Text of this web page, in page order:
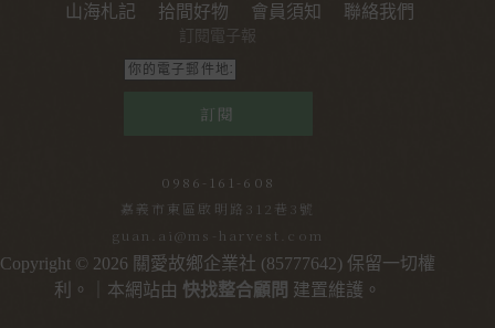
山海札記 拾間好物 會員須知 聯絡我們
訂閱電子報
訂閱
0986-161-608
嘉義市東區啟明路312巷3號
guan.ai@ms-harvest.com
Copyright © 2026 關愛故鄉企業社 (85777642) 保留一切權
利。｜本網站由 快找整合顧問 建置維護。